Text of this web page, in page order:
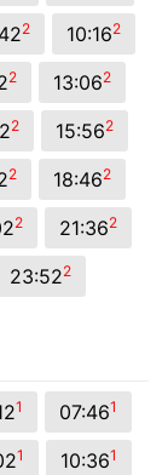
2 10:162
2 13:062
2 15:562
2 18:462
2 21:362
23:522
1 07:461
1 10:361